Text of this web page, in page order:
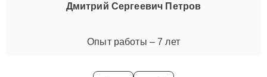
Дмитрий Сергеевич Петров
Опыт работы – 7 лет